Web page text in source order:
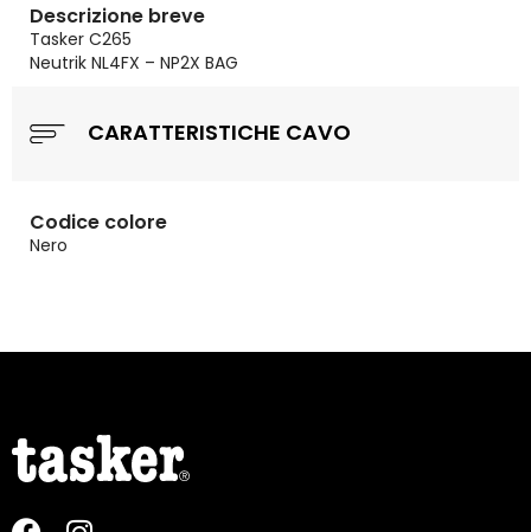
Descrizione breve
Tasker C265
Neutrik NL4FX – NP2X BAG
CARATTERISTICHE CAVO
Codice colore
Nero